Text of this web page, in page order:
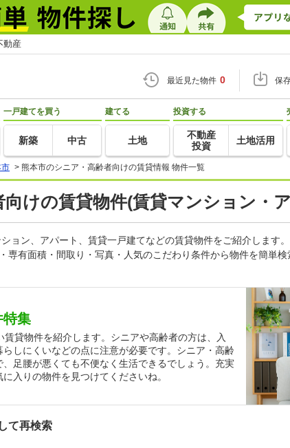
動産
最近見た物件 0 保
一戸建てを買う
新築 中古
建てる
土地
投資する
不動産
投資
土地活用
> 熊本市のシニア・高齢者向けの賃貸情報 物件一覧
けの賃貸物件(賃貸マンション・
ョン、アパート、賃貸一戸建てなどの賃貸物件をご紹介します
専有面積・間取り・写真・人気のこだわり条件から物件を簡単
特集
貸物件を紹介します。シニアや高齢者の方は、入
しにくいなどの点に注意が必要です。シニア・高齢
足腰が悪くても不便なく生活できるでしょう。充実
入りの物件を見つけてくださいね。
て再検索